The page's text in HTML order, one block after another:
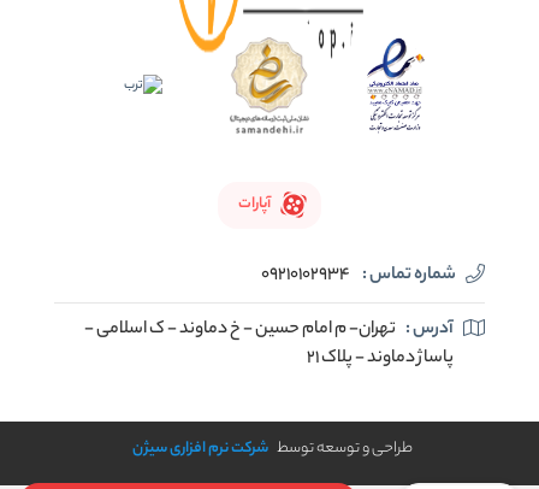
آپارات
شماره تماس : 09210102934
آدرس : تهران- م امام حسین - خ دماوند - ک اسلامی -
پاساژ دماوند - پلاک 21
طراحی و توسعه توسط شرکت نرم افزاری سیژن